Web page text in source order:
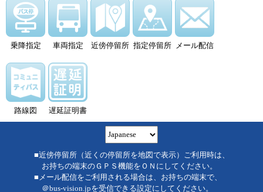
乗降指定 車両指定 近傍停留所 指定停留所 メール配信
路線図 遅延証明書
■近傍停留所（近くの停留所を地図で表示）ご利用時は、
お持ちの端末のＧＰＳ機能をＯＮにしてください。
■メール配信をご利用される場合は、お持ちの端末で、
＠bus-vision.jpを受信できる設定にしてください。